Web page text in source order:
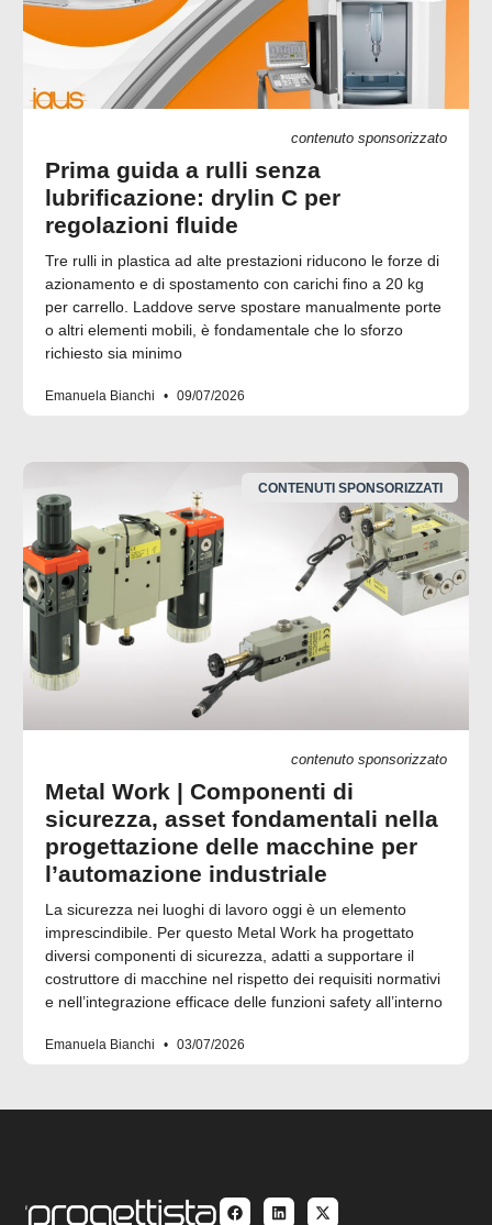
contenuto sponsorizzato
Prima guida a rulli senza
lubrificazione: drylin C per
regolazioni fluide
Tre rulli in plastica ad alte prestazioni riducono le forze di
azionamento e di spostamento con carichi fino a 20 kg
per carrello. Laddove serve spostare manualmente porte
o altri elementi mobili, è fondamentale che lo sforzo
richiesto sia minimo
Emanuela Bianchi 09/07/2026
CONTENUTI SPONSORIZZATI
contenuto sponsorizzato
Metal Work | Componenti di
sicurezza, asset fondamentali nella
progettazione delle macchine per
l’automazione industriale
La sicurezza nei luoghi di lavoro oggi è un elemento
imprescindibile. Per questo Metal Work ha progettato
diversi componenti di sicurezza, adatti a supportare il
costruttore di macchine nel rispetto dei requisiti normativi
e nell’integrazione efficace delle funzioni safety all’interno
Emanuela Bianchi 03/07/2026